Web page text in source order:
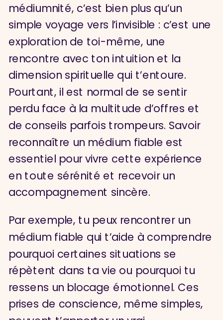
médiumnité, c’est bien plus qu’un
simple voyage vers l’invisible : c’est une
exploration de toi-même, une
rencontre avec ton intuition et la
dimension spirituelle qui t’entoure.
Pourtant, il est normal de se sentir
perdu face à la multitude d’offres et
de conseils parfois trompeurs. Savoir
reconnaître un médium fiable est
essentiel pour vivre cette expérience
en toute sérénité et recevoir un
accompagnement sincère.
Par exemple, tu peux rencontrer un
médium fiable qui t’aide à comprendre
pourquoi certaines situations se
répètent dans ta vie ou pourquoi tu
ressens un blocage émotionnel. Ces
prises de conscience, même simples,